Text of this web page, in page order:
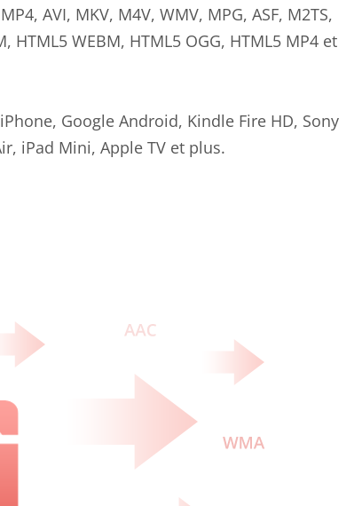
MP4, AVI, MKV, M4V, WMV, MPG, ASF, M2TS,
HTML5 WEBM, HTML5 OGG, HTML5 MP4 et
iPhone, Google Android, Kindle Fire HD, Sony
iPad Mini, Apple TV et plus.